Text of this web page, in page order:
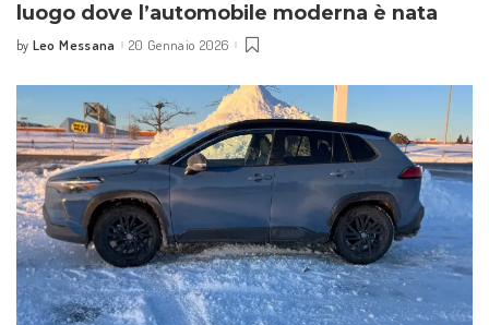
luogo dove l’automobile moderna è nata
Posted
by Leo Messana 20 Gennaio 2026